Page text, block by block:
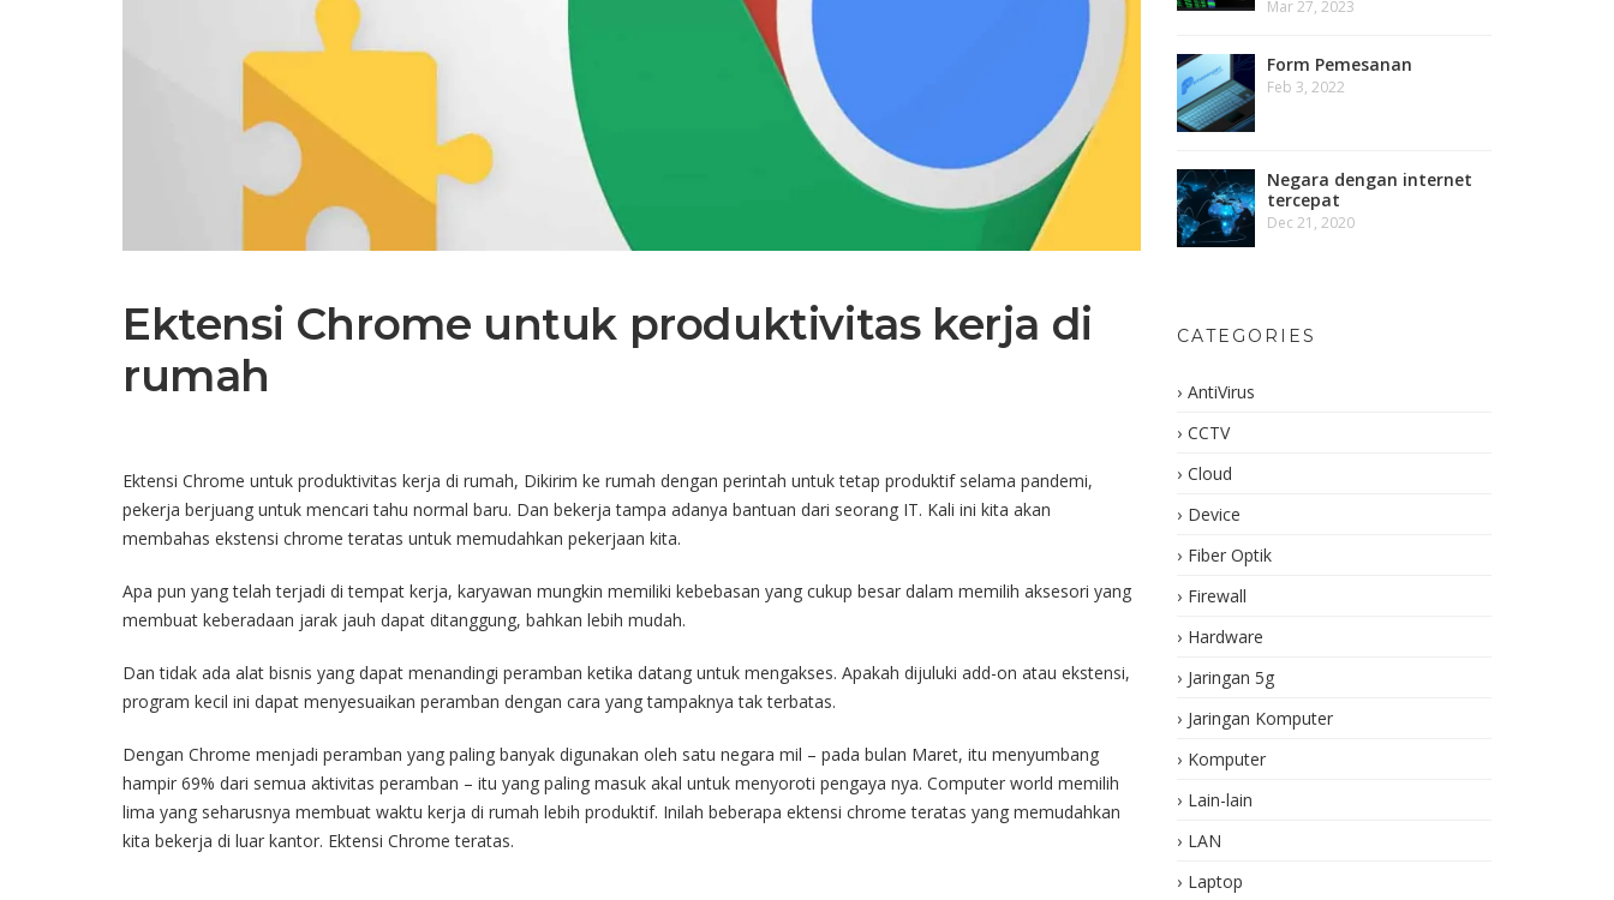
Ektensi Chrome untuk produktivitas kerja di
rumah
Ektensi Chrome untuk produktivitas kerja di rumah, Dikirim ke rumah dengan perintah untuk tetap produktif selama pandemi,
pekerja berjuang untuk mencari tahu normal baru. Dan bekerja tampa adanya bantuan dari seorang IT. Kali ini kita akan
membahas ekstensi chrome teratas untuk memudahkan pekerjaan kita.
Apa pun yang telah terjadi di tempat kerja, karyawan mungkin memiliki kebebasan yang cukup besar dalam memilih aksesori yang
membuat keberadaan jarak jauh dapat ditanggung, bahkan lebih mudah.
Dan tidak ada alat bisnis yang dapat menandingi peramban ketika datang untuk mengakses. Apakah dijuluki add-on atau ekstensi,
program kecil ini dapat menyesuaikan peramban dengan cara yang tampaknya tak terbatas.
Dengan Chrome menjadi peramban yang paling banyak digunakan oleh satu negara mil – pada bulan Maret, itu menyumbang
hampir 69% dari semua aktivitas peramban – itu yang paling masuk akal untuk menyoroti pengaya nya. Computer world memilih
lima yang seharusnya membuat waktu kerja di rumah lebih produktif. Inilah beberapa ektensi chrome teratas yang memudahkan
kita bekerja di luar kantor. Ektensi Chrome teratas.
Mar 27, 2023
Form Pemesanan
Feb 3, 2022
Negara dengan internet
tercepat
Dec 21, 2020
CATEGORIES
AntiVirus
CCTV
Cloud
Device
Fiber Optik
Firewall
Hardware
Jaringan 5g
Jaringan Komputer
Komputer
Lain-lain
LAN
Laptop